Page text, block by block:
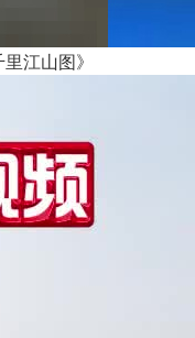
江山图》